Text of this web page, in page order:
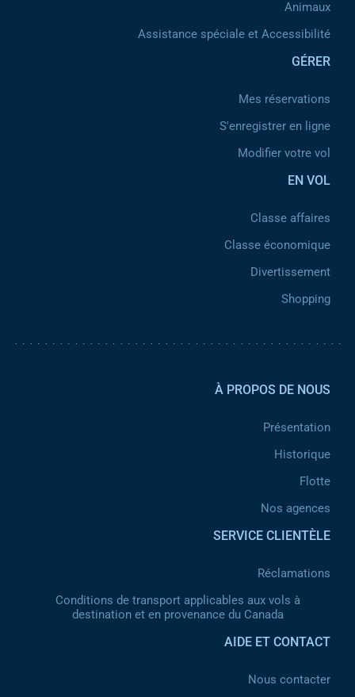
Animaux
Assistance spéciale et Accessibilité
GÉRER
Mes réservations
S'enregistrer en ligne
Modifier votre vol
EN VOL
Classe affaires
Classe économique
Divertissement
Shopping
À PROPOS DE NOUS
Présentation
Historique
Flotte
Nos agences
SERVICE CLIENTÈLE
Réclamations
Conditions de transport applicables aux vols à
destination et en provenance du Canada
AIDE ET CONTACT
Nous contacter